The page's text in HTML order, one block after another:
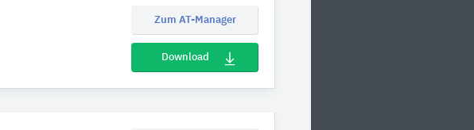
Zum AT-Manager
Download